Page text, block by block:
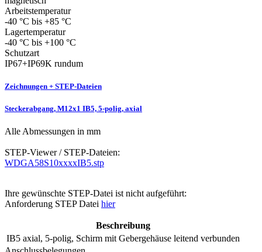
Arbeitstemperatur
-40 °C bis +85 °C
Lagertemperatur
-40 °C bis +100 °C
Schutzart
IP67+IP69K rundum
Zeichnungen + STEP-Dateien
Steckerabgang, M12x1 IB5, 5-polig, axial
Alle Abmessungen in mm
STEP-Viewer / STEP-Dateien:
WDGA58S10xxxxIB5.stp
Ihre gewünschte STEP-Datei ist nicht aufgeführt:
Anforderung STEP Datei hier
Beschreibung
IB5 axial, 5-polig, Schirm mit Gebergehäuse leitend verbunden